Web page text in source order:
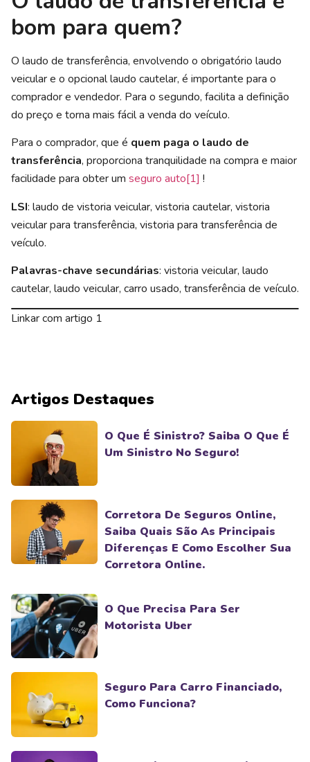
bom para quem?
O laudo de transferência, envolvendo o obrigatório laudo
veicular e o opcional laudo cautelar, é importante para o
comprador e vendedor. Para o segundo, facilita a definição
do preço e torna mais fácil a venda do veículo.
Para o comprador, que é quem paga o laudo de
transferência, proporciona tranquilidade na compra e maior
facilidade para obter um seguro auto[1] !
LSI: laudo de vistoria veicular, vistoria cautelar, vistoria
veicular para transferência, vistoria para transferência de
veículo.
Palavras-chave secundárias: vistoria veicular, laudo
cautelar, laudo veicular, carro usado, transferência de veículo.
Linkar com artigo 1
Artigos Destaques
O Que É Sinistro? Saiba O Que É
Um Sinistro No Seguro!
Corretora De Seguros Online,
Saiba Quais São As Principais
Diferenças E Como Escolher Sua
Corretora Online.
O Que Precisa Para Ser
Motorista Uber
Seguro Para Carro Financiado,
Como Funciona?